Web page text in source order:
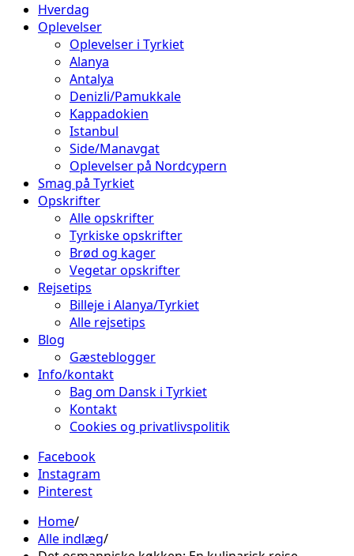
Hverdag
Oplevelser
Oplevelser i Tyrkiet
Alanya
Antalya
Denizli/Pamukkale
Kappadokien
Istanbul
Side/Manavgat
Oplevelser på Nordcypern
Smag på Tyrkiet
Opskrifter
Alle opskrifter
Tyrkiske opskrifter
Brød og kager
Vegetar opskrifter
Rejsetips
Billeje i Alanya/Tyrkiet
Alle rejsetips
Blog
Gæsteblogger
Info/kontakt
Bag om Dansk i Tyrkiet
Kontakt
Cookies og privatlivspolitik
Facebook
Instagram
Pinterest
Home
Alle indlæg